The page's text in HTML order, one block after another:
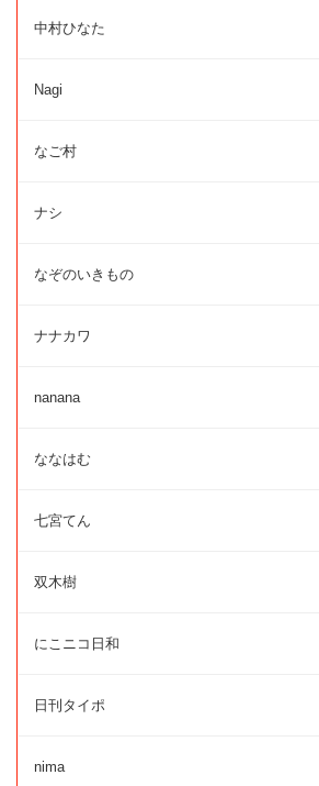
中村ひなた
Nagi
なご村
ナシ
なぞのいきもの
ナナカワ
nanana
ななはむ
七宮てん
双木樹
にこニコ日和
日刊タイポ
nima